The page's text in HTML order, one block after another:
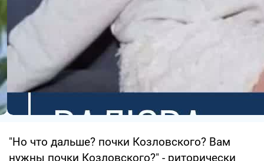
"Но что дальше? почки Козловского? Вам
нужны почки Козловского?" - риторически